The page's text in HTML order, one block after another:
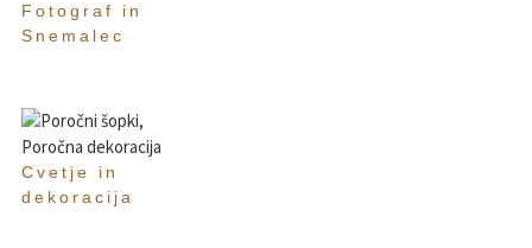
Fotograf in
Snemalec
Cvetje in
dekoracija